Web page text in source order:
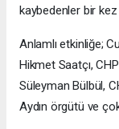
kaybedenler bir kez
Anlamlı etkinliğe;
Hikmet Saatçı,
Süleyman Bülbül,
Aydın örgütü ve